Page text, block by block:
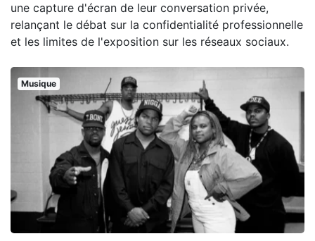
une capture d'écran de leur conversation privée,
relançant le débat sur la confidentialité professionnelle
et les limites de l'exposition sur les réseaux sociaux.
Musique